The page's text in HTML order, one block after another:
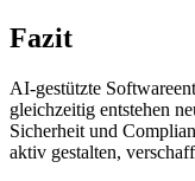
Fazit
AI-gestützte
gleichzeitig entstehen
Sicherheit und
aktiv gestalten,